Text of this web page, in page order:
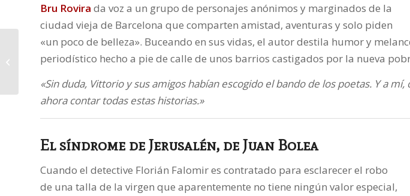
Bru Rovira da voz a un grupo de personajes anónimos y marginados de la
ciudad vieja de Barcelona que comparten amistad, aventuras y solo piden
«un poco de belleza». Buceando en sus vidas, el autor destila humor y
periodístico hecho a pie de calle de unos barrios castigados por la nueva
«Sin duda, Vittorio y sus amigos habían escogido el bando de los poetas. Y a
ahora contar todas estas historias.»
El síndrome de Jerusalén, de Juan Bolea
Cuando el detective Florián Falomir es contratado para esclarecer el robo
de una talla de la virgen que aparentemente no tiene ningún valor especial,
Golpes de gracia